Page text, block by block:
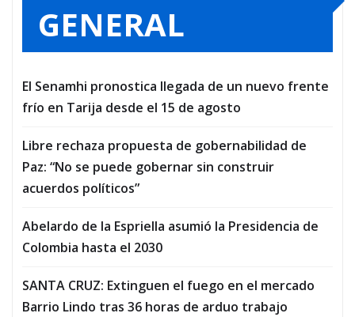
GENERAL
El Senamhi pronostica llegada de un nuevo frente
frío en Tarija desde el 15 de agosto
Libre rechaza propuesta de gobernabilidad de
Paz: “No se puede gobernar sin construir
acuerdos políticos”
Abelardo de la Espriella asumió la Presidencia de
Colombia hasta el 2030
SANTA CRUZ: Extinguen el fuego en el mercado
Barrio Lindo tras 36 horas de arduo trabajo